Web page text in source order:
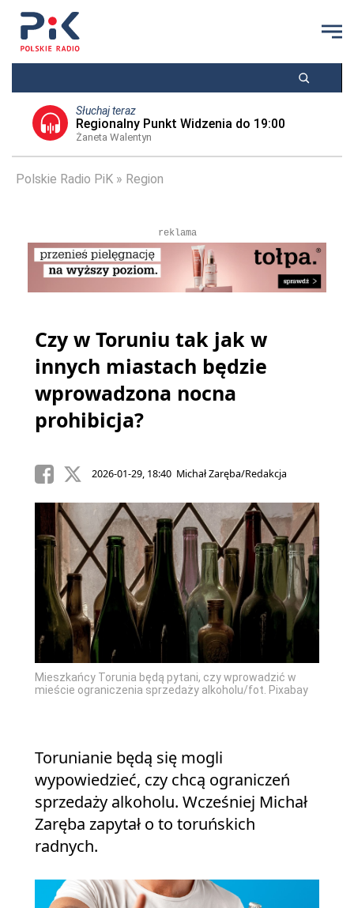
Słuchaj teraz
Regionalny Punkt Widzenia do 19:00
Żaneta Walentyn
Polskie Radio PiK Region
reklama
Czy w Toruniu tak jak w
innych miastach będzie
wprowadzona nocna
prohibicja?
2026-01-29, 18:40 Michał Zaręba/Redakcja
Mieszkańcy Torunia będą pytani, czy wprowadzić w
mieście ograniczenia sprzedaży alkoholu/fot. Pixabay
Torunianie będą się mogli
wypowiedzieć, czy chcą ograniczeń
sprzedaży alkoholu. Wcześniej Michał
Zaręba zapytał o to toruńskich
radnych.